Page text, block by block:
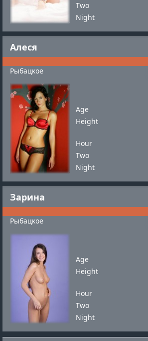
Two
Night
Алеся
Рыбацкое
Age
Height
Hour
Two
Night
Зарина
Рыбацкое
Age
Height
Hour
Two
Night